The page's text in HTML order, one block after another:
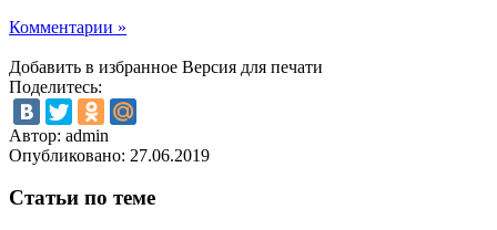
Комментарии »
Добавить в избранное Версия для печати
Поделитесь:
Автор: admin
Опубликовано: 27.06.2019
Статьи по теме